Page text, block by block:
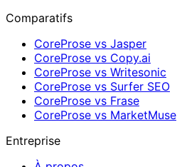
Comparatifs
CoreProse vs Jasper
CoreProse vs Copy.ai
CoreProse vs Writesonic
CoreProse vs Surfer SEO
CoreProse vs Frase
CoreProse vs MarketMuse
Entreprise